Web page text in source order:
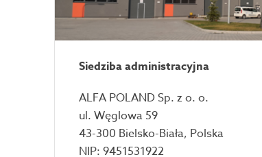
Siedziba administracyjna
ALFA POLAND Sp. z o. o.
ul. Węglowa 59
43-300 Bielsko-Biała, Polska
NIP: 9451531922